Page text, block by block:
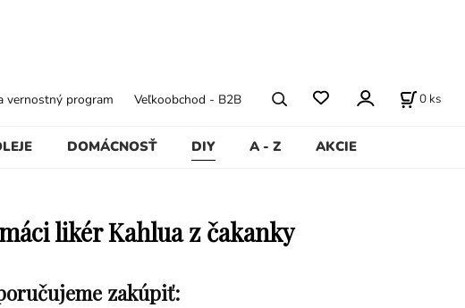
DOMÁCNOSŤ DIY A - Z AKCIE
vernostný program Veľkoobchod - B2B 0 ks
likér Kahlua z čakanky
zakúpiť: